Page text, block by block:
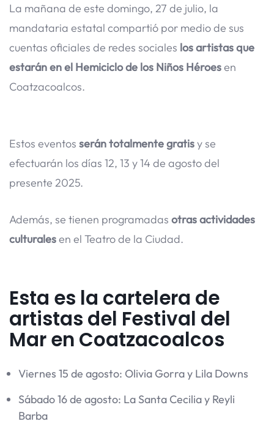
La mañana de este domingo, 27 de julio, la
mandataria estatal compartió por medio de sus
cuentas oficiales de redes sociales los artistas que
estarán en el Hemiciclo de los Niños Héroesen
Coatzacoalcos.
Estos eventos serán totalmente gratisy se
efectuarán los días 12, 13 y 14 de agosto del
presente 2025.
Además, se tienen programadas otras actividades
culturalesen el Teatro de la Ciudad.
Esta es la cartelera de
artistas del Festival del
Mar en Coatzacoalcos
Viernes 15 de agosto: Olivia Gorra y Lila Downs
Sábado 16 de agosto: La Santa Cecilia y Reyli
Barba